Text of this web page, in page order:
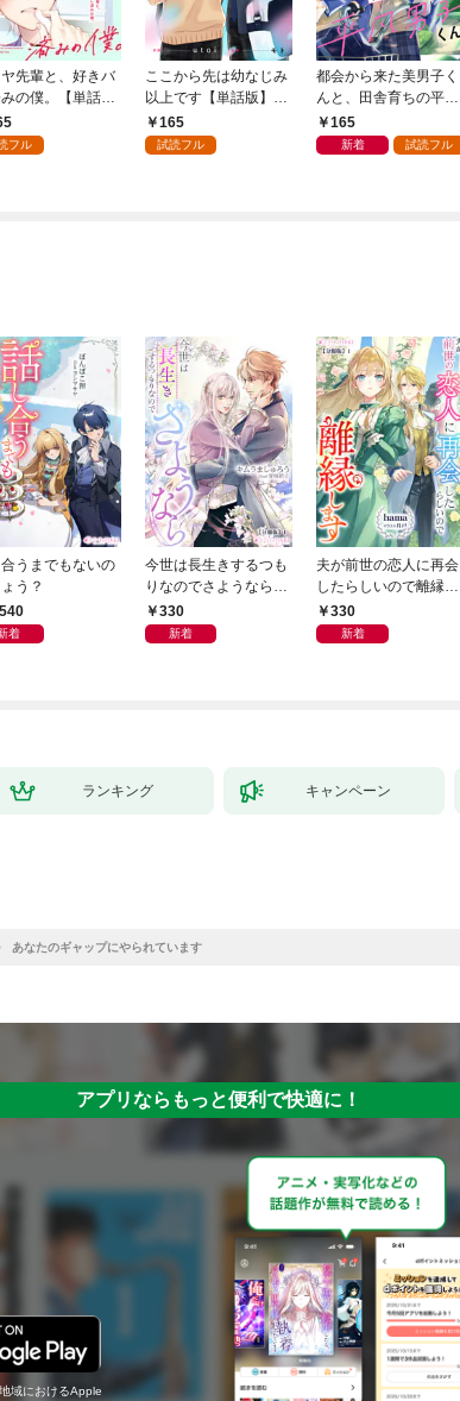
先輩と、好きバ
の僕。【単話
巻
フル
ここから先は幼なじみ
以上です【単話版】1
巻165
試読フル
都会から来た美男子く
んと、田舎育ちの平凡
男子くん【単話版】1
巻
165
新着 試読フル
うまでもないの
う？
着
今世は長生きするつも
りなのでさようなら
【分冊版】1
330
新着
夫が前世の恋人に再会
したらしいので離縁し
ます【分冊版】1
330
新着
ランキング キャンペーン
あなたのギャップにやられています
アプリならもっと便利で快適に！
域におけるApple